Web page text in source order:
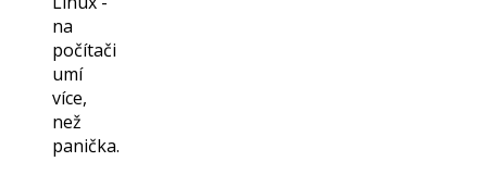
na
počítači
umí
více,
než
panička.